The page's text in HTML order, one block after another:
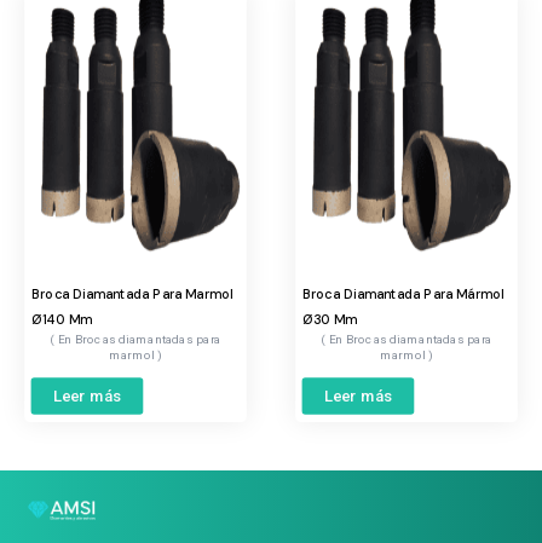
Broca Diamantada Para Marmol
Ø140 Mm
Brocas diamantadas para
marmol
Leer más
Broca Diamantada Para Mármol
Ø30 Mm
Brocas diamantadas para
marmol
Leer más